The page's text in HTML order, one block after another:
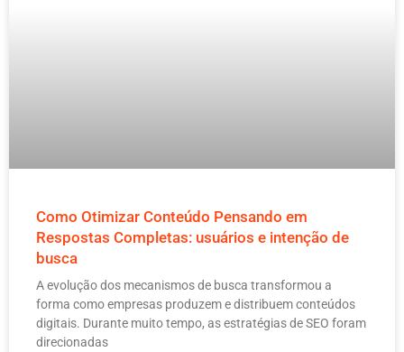
Como Otimizar Conteúdo Pensando em
Respostas Completas: usuários e intenção de
busca
A evolução dos mecanismos de busca transformou a
forma como empresas produzem e distribuem conteúdos
digitais. Durante muito tempo, as estratégias de SEO foram
direcionadas